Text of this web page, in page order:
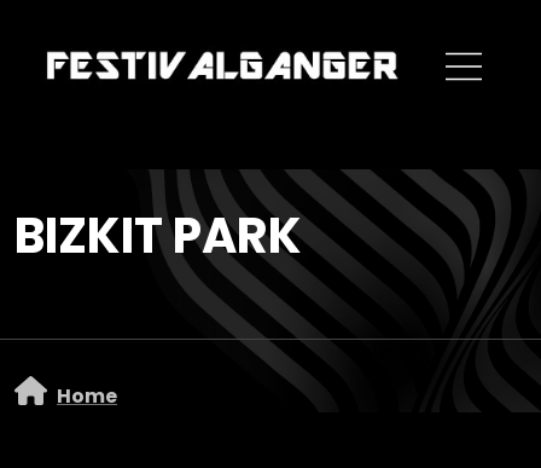
BIZKIT PARK
Home